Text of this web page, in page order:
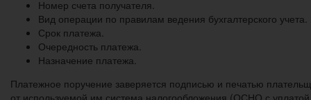
Номер счета получателя.
Вид операции по правилам ведения бухгалтерского учета.
Срок платежа.
Очередность платежа.
Назначение платежа.
Платежное поручение заверяется подписью и печатью